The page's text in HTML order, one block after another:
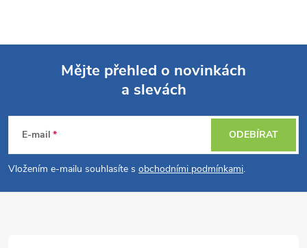
p
a
Mějte přehled o novinkách
a slevách
E-mail
Vložením e-mailu souhlasíte s obchodními podmínkami.
ODEBÍRAT